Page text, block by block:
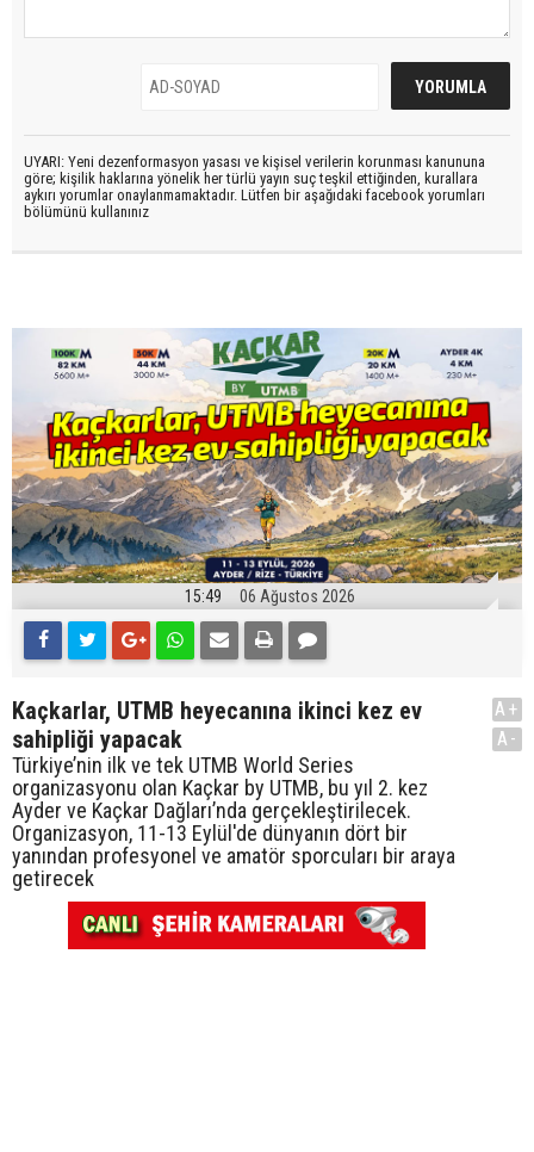
UYARI: Yeni dezenformasyon yasası ve kişisel verilerin korunması kanununa
göre; kişilik haklarına yönelik her türlü yayın suç teşkil ettiğinden, kurallara
aykırı yorumlar onaylanmamaktadır. Lütfen bir aşağıdaki facebook yorumları
bölümünü kullanınız
15:49 06 Ağustos 2026
Kaçkarlar, UTMB heyecanına ikinci kez ev
sahipliği yapacak
Türkiye’nin ilk ve tek UTMB World Series
organizasyonu olan Kaçkar by UTMB, bu yıl 2. kez
Ayder ve Kaçkar Dağları’nda gerçekleştirilecek.
Organizasyon, 11-13 Eylül'de dünyanın dört bir
yanından profesyonel ve amatör sporcuları bir araya
getirecek
A+
A-